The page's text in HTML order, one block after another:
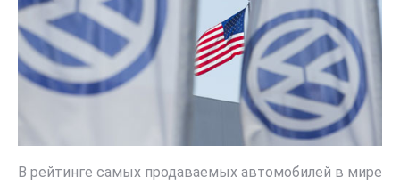
В рейтинге самых продаваемых автомобилей в мире